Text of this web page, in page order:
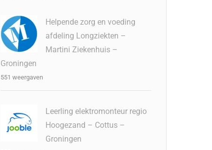
Helpende zorg en voeding
afdeling Longziekten –
Martini Ziekenhuis –
Groningen
551 weergaven
Leerling elektromonteur regio
Hoogezand – Cottus –
Groningen